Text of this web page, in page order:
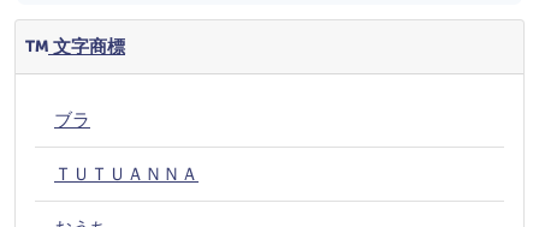
文字商標
ブラ
ＴＵＴＵＡＮＮＡ